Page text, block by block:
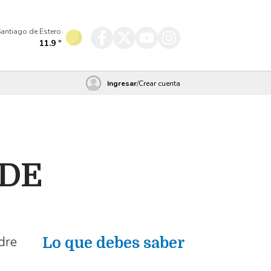
de Estero
11.9 º
Ingresar/Crear cuenta
Lo que debes saber